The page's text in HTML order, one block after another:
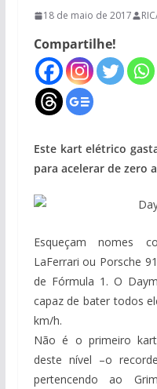
18 de maio de 2017
Compartilhe!
Este kart elétrico
para acelerar de zero
Esqueçam nomes
LaFerrari ou Porsche
de Fórmula 1. O
capaz de bater todos
km/h.
Não é o primeiro
deste nível –o
pertencendo ao